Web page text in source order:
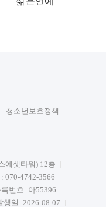
청소년보호정책
에셋타워) 12층
070-4742-3566
번호: 아55396
행일: 2026-08-07